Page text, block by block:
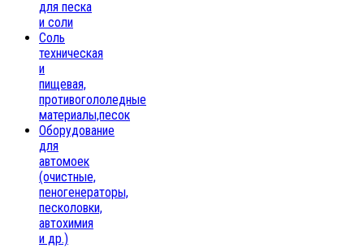
для песка
и соли
Соль
техническая
и
пищевая,
противогололедные
материалы,песок
Oборудование
для
автомоек
(очистные,
пеногенераторы,
песколовки,
автохимия
и др.)